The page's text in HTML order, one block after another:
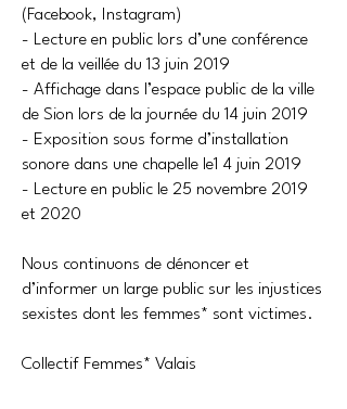
(Facebook, Instagram)
- Lecture en public lors d’une conférence
et de la veillée du 13 juin 2019
- Affichage dans l’espace public de la ville
de Sion lors de la journée du 14 juin 2019
- Exposition sous forme d’installation
sonore dans une chapelle le1 4 juin 2019
- Lecture en public le 25 novembre 2019
et 2020
Nous continuons de dénoncer et
d’informer un large public sur les injustices
sexistes dont les femmes* sont victimes.
Collectif Femmes* Valais